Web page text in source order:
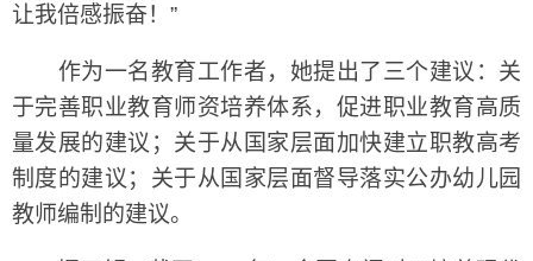
让我倍感振奋！”
作为一名教育工作者，她提出了三个建议：关
于完善职业教育师资培养体系，促进职业教育高质
量发展的建议；关于从国家层面加快建立职教高考
制度的建议；关于从国家层面督导落实公办幼儿园
教师编制的建议。